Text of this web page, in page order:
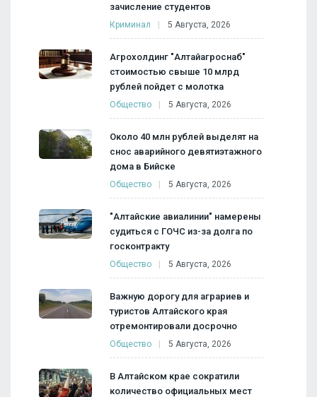
зачисление студентов
Криминал 5 Августа, 2026
Агрохолдинг "Алтайагроснаб"
стоимостью свыше 10 млрд
рублей пойдет с молотка
Общество 5 Августа, 2026
Около 40 млн рублей выделят на
снос аварийного девятиэтажного
дома в Бийске
Общество 5 Августа, 2026
"Алтайские авиалинии" намерены
судиться с ГОЧС из-за долга по
госконтракту
Общество 5 Августа, 2026
Важную дорогу для аграриев и
туристов Алтайского края
отремонтировали досрочно
Общество 5 Августа, 2026
В Алтайском крае сократили
количество официальных мест